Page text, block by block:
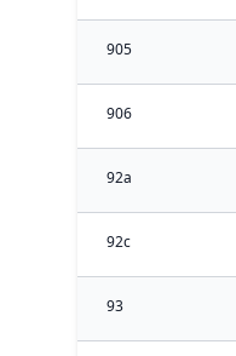
905
906
92a
92c
93